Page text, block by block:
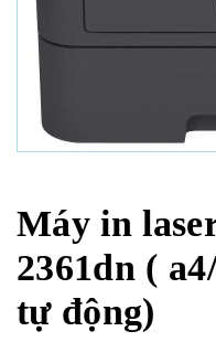
Máy in
2361dn (
tự động)